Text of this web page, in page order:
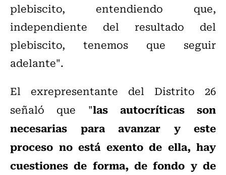
plebiscito, entendiendo que,
independiente del resultado del
plebiscito, tenemos que seguir
adelante".
El exrepresentante del Distrito 26
señaló que "las autocríticas son
necesarias para avanzar y este
proceso no está exento de ella, hay
cuestiones de forma, de fondo y de